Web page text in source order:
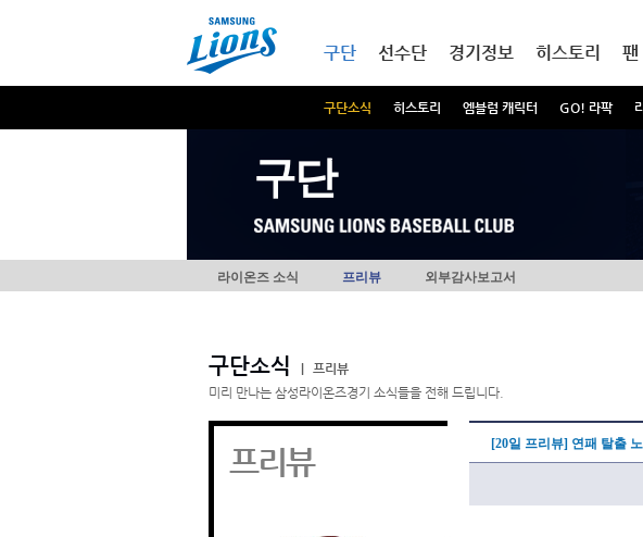
구단
구단소식 히스토리 엠블럼 캐릭터 GO! 라팍
선수단 경기정보 히스토리 팬
구단
라이온즈 소식 프리뷰 외부감사보고서
구단소식
프리뷰
미리 만나는 삼성라이온즈경기 소식들을 전해 드립니다.
프리뷰 [20일 프리뷰] 연패 탈출